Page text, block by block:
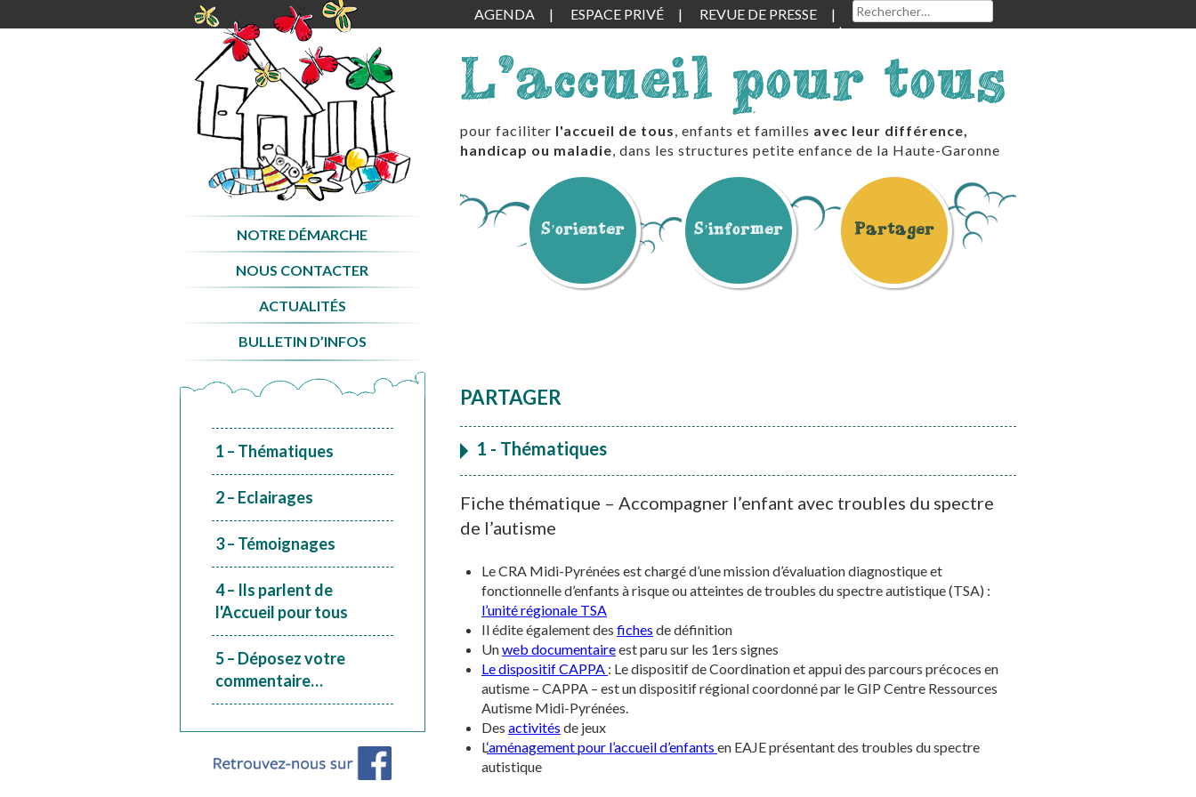
L'accueil pour tous
pour faciliter l'accueil de tous, enfants et familles avec leur différence,
handicap ou maladie, dans les structures petite enfance de la Haute-Garonne
contenu
S’orienter S’informer Partager
NOTRE DÉMARCHE
NOUS CONTACTER
ACTUALITÉS
BULLETIN D’INFOS
AGENDA ESPACE PRIVÉ REVUE DE PRESSE Rechercher :
PARTAGER
1 - Thématiques
Fiche thématique – Accompagner l’enfant avec troubles du spectre
de l’autisme
Le CRA Midi-Pyrénées est chargé d’une mission d’évaluation diagnostique et
fonctionnelle d’enfants à risque ou atteintes de troubles du spectre autistique (TSA) :
l’unité régionale TSA
Il édite également des fiches de définition
Unweb documentaireest paru sur les 1ers signes
Le dispositif CAPPA : Le dispositif de Coordination et appui des parcours précoces en
autisme – CAPPA – est un dispositif régional coordonné par le GIP Centre Ressources
Autisme Midi-Pyrénées.
Des activités de jeux
L‘aménagement pour l’accueil d’enfants en EAJE présentant des troubles du spectre
autistique
1 – Thématiques
2 – Eclairages
3 – Témoignages
4 – Ils parlent de
l'Accueil pour tous
5 – Déposez votre
commentaire…